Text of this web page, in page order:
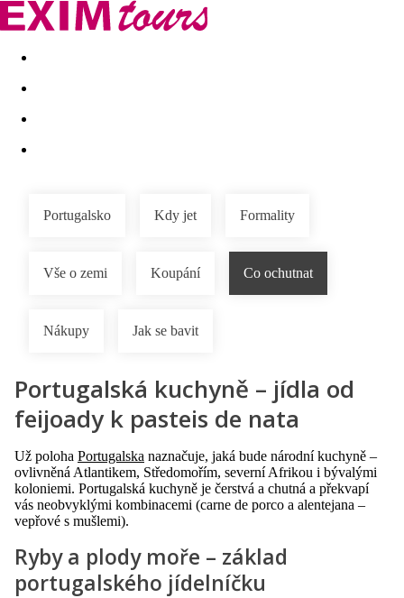
Akční nabídky Last minute
Portugalsko Kdy jet Formality
Vše o zemi Koupání Co ochutnat
Nákupy Jak se bavit
Portugalská kuchyně – jídla od
feijoady k pasteis de nata
Už poloha Portugalska naznačuje, jaká bude národní kuchyně –
ovlivněná Atlantikem, Středomořím, severní Afrikou i bývalými
koloniemi. Portugalská kuchyně je čerstvá a chutná a překvapí
vás neobvyklými kombinacemi (carne de porco a alentejana –
vepřové s mušlemi).
Ryby a plody moře – základ
portugalského jídelníčku